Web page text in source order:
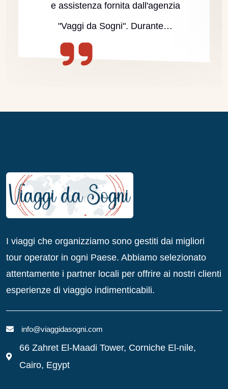
e assistenza fornita dall'agenzia
"Vaggi da Sogni". Durante…
I viaggi che organizziamo sono gestiti dai migliori
tour operator in ogni Paese. Abbiamo selezionato
attentamente i partner locali per offrire ai nostri clienti
esperienze di viaggio indimenticabili.
info@viaggidasogni.com
66 Zahret El-Maadi Tower, Corniche El-nile,
Cairo, Egypt